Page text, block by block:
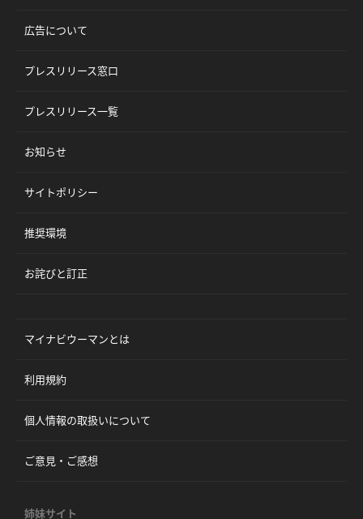
広告について
プレスリリース窓口
プレスリリース一覧
お知らせ
サイトポリシー
推奨環境
お詫びと訂正
マイナビウーマンとは
利用規約
個人情報の取扱いについて
ご意見・ご感想
姉妹サイト